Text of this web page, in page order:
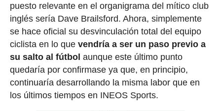
puesto relevante en el organigrama del mítico club
inglés sería Dave Brailsford. Ahora, simplemente
se hace oficial su desvinculación total del equipo
ciclista en lo que vendría a ser un paso previo a
su salto al fútbol aunque este último punto
quedaría por confirmase ya que, en principio,
continuaría desarrollando la misma labor que en
los últimos tiempos en INEOS Sports.